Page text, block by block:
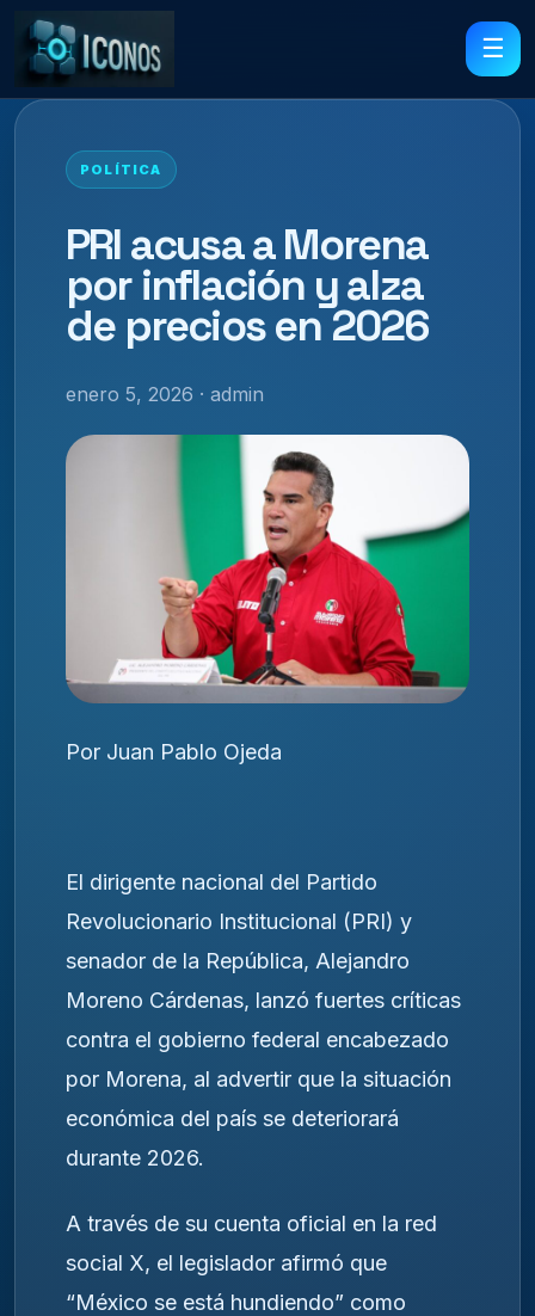
☰
POLÍTICA
PRI acusa a Morena
por inflación y alza
de precios en 2026
enero 5, 2026 · admin
Por Juan Pablo Ojeda
El dirigente nacional del Partido
Revolucionario Institucional (PRI) y
senador de la República, Alejandro
Moreno Cárdenas, lanzó fuertes críticas
contra el gobierno federal encabezado
por Morena, al advertir que la situación
económica del país se deteriorará
durante 2026.
A través de su cuenta oficial en la red
social X, el legislador afirmó que
“México se está hundiendo” como